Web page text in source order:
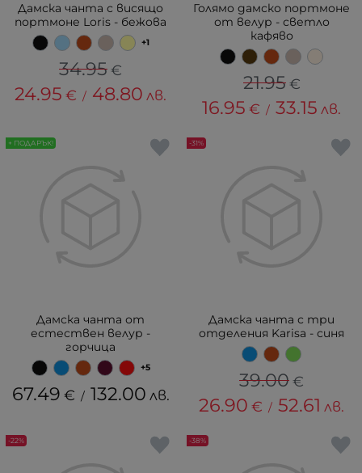
Дамска чанта с висящо
портмоне Loris - бежова
+1
34.95€
24.95 € / 48.80 лв.
Голямо дамско портмоне
от велур - светло
кафяво
21.95 €
16.95 € / 33.15 лв.
Дамска чанта от
естествен велур -
горчица
+5
67.49 € / 132.00 лв.
+ ПОДАРЪК!
Дамска чанта с три
отделения Karisa - синя
39.00€
26.90 € / 52.61 лв.
-31%
-22% -38%